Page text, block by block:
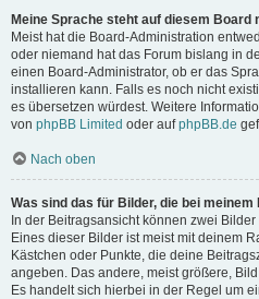
Meine Sprache steht auf diesem Board
Meist hat die Board-Administration
oder niemand hat das Forum bislang in
einen Board-Administrator, ob er das
installieren kann. Falls es noch nicht
es übersetzen würdest. Weitere
von phpBB Limited oder aufphpBB.de
Nach oben
Was sind das für Bilder, die bei
In der Beitragsansicht können zwei
Eines dieser Bilder ist meist mit deinem
Kästchen oder Punkte, die deine
angeben. Das andere, meist größere,
Es handelt sich hierbei in der Regel um